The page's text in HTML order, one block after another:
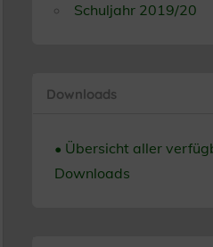
Schuljahr 2019/20
Downloads
• Übersicht aller
Downloads